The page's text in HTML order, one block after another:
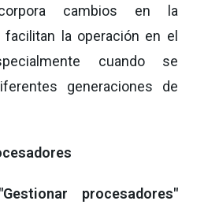
cambios en la
facilitan la operación en el
cuando se
generaciones de
"Gestionar procesadores"